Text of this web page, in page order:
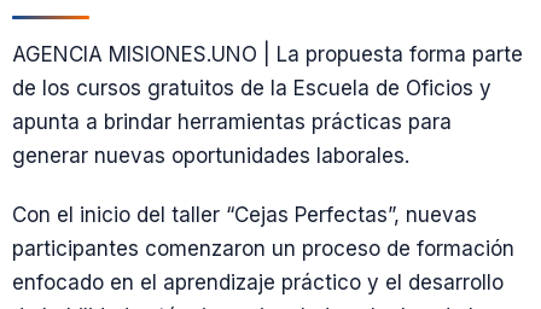
AGENCIA MISIONES.UNO | La propuesta forma parte
de los cursos gratuitos de la Escuela de Oficios y
apunta a brindar herramientas prácticas para
generar nuevas oportunidades laborales.
Con el inicio del taller “Cejas Perfectas”, nuevas
participantes comenzaron un proceso de formación
enfocado en el aprendizaje práctico y el desarrollo